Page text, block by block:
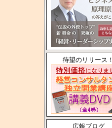
待望のリリース！
広報ブログ